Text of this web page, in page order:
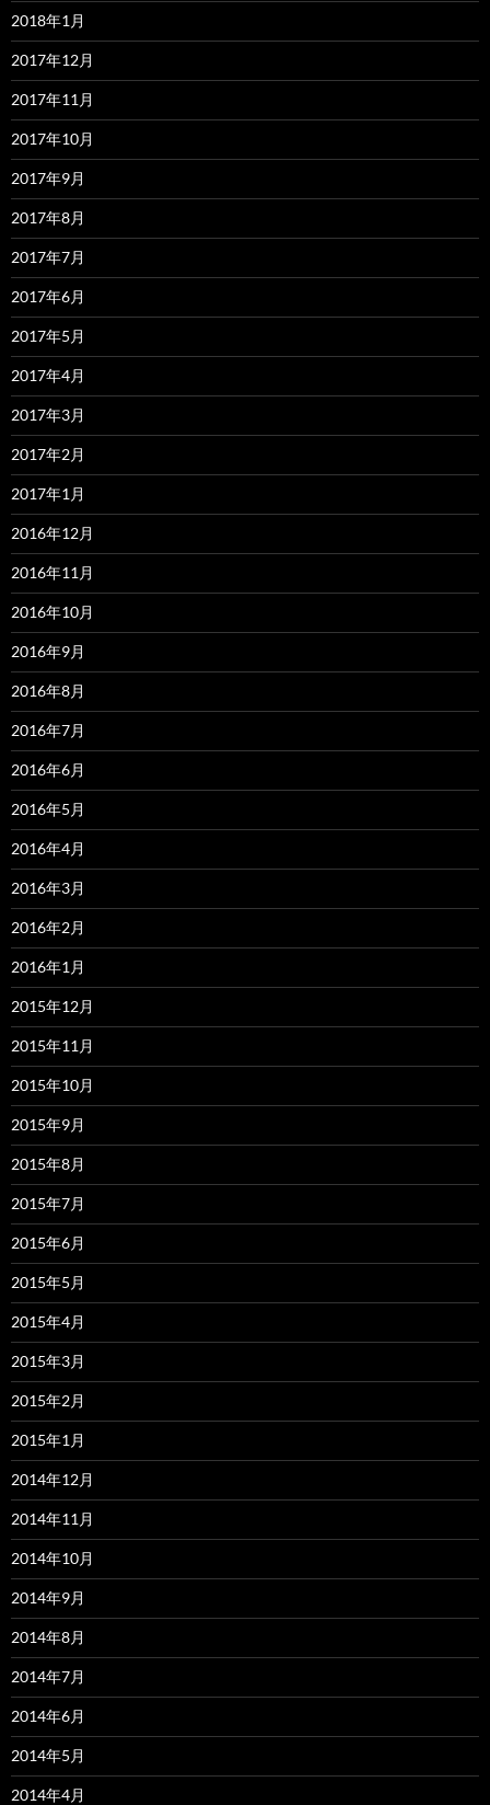
2018年1月
2017年12月
2017年11月
2017年10月
2017年9月
2017年8月
2017年7月
2017年6月
2017年5月
2017年4月
2017年3月
2017年2月
2017年1月
2016年12月
2016年11月
2016年10月
2016年9月
2016年8月
2016年7月
2016年6月
2016年5月
2016年4月
2016年3月
2016年2月
2016年1月
2015年12月
2015年11月
2015年10月
2015年9月
2015年8月
2015年7月
2015年6月
2015年5月
2015年4月
2015年3月
2015年2月
2015年1月
2014年12月
2014年11月
2014年10月
2014年9月
2014年8月
2014年7月
2014年6月
2014年5月
2014年4月